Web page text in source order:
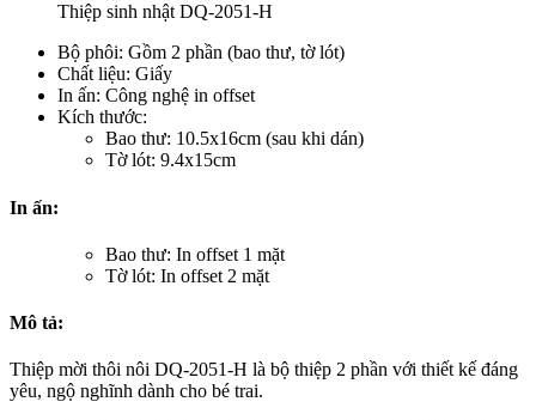
Thiệp sinh nhật DQ-2051-H
Bộ phôi: Gồm 2 phần (bao thư, tờ lót)
Chất liệu: Giấy
In ấn: Công nghệ in offset
Kích thước:
Bao thư: 10.5x16cm (sau khi dán)
Tờ lót: 9.4x15cm
In ấn:
Bao thư: In offset 1 mặt
Tờ lót: In offset 2 mặt
Mô tả:
Thiệp mời thôi nôi DQ-2051-H là bộ thiệp 2 phần với thiết kế đáng
yêu, ngộ nghĩnh dành cho bé trai.